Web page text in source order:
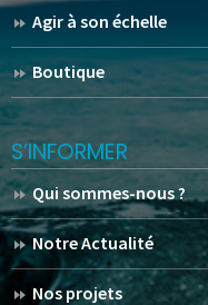
Agir à son échelle
Boutique
S’INFORMER
Qui sommes-nous ?
Notre Actualité
Nos projets